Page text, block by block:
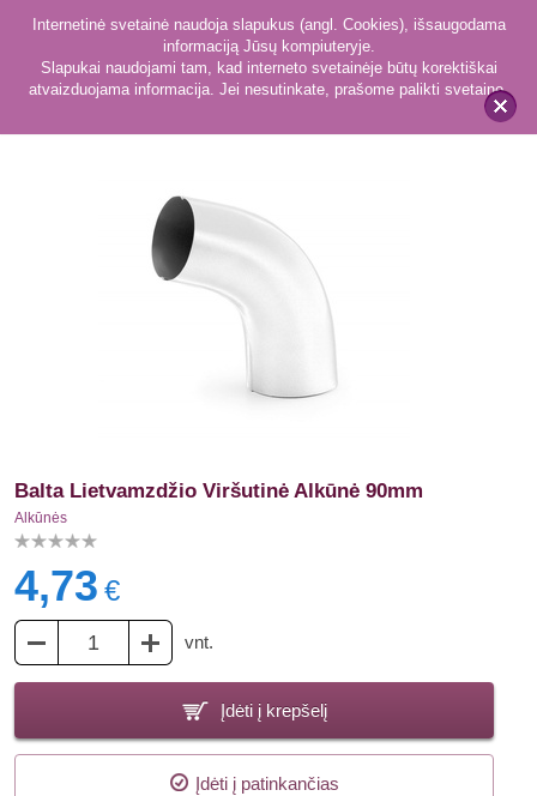
x
Internetinė svetainė naudoja slapukus (angl. Cookies), išsaugodama
informaciją Jūsų kompiuteryje.
Slapukai naudojami tam, kad interneto svetainėje būtų korektiškai
atvaizduojama informacija. Jei nesutinkate, prašome palikti svetainę.
Alkūnės 88
Balta Lietvamzdžio Viršutinė Alkūnė 90mm
Alkūnės
4,73 €
vnt.
Įdėti į krepšelį
Įdėti į patinkančias